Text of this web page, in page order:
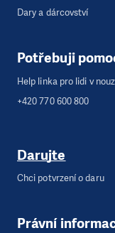
Dary a dárcovství
Potřebuji
Help linka pro lidi v
+420 770 600 800
Darujte
Chci potvrzení o daru
Právní